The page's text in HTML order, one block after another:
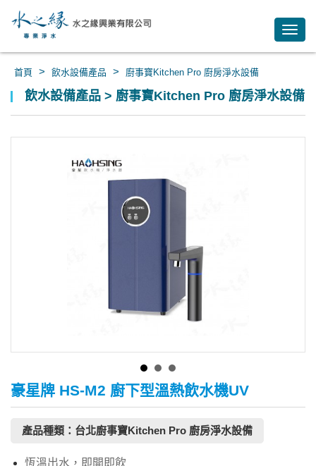
首頁 > 飲水設備產品 > 廚事寶Kitchen Pro 廚房淨水設備
飲水設備產品 > 廚事寶Kitchen Pro 廚房淨水設備
豪星牌 HS-M2 廚下型溫熱飲水機UV
產品種類：台北廚事寶Kitchen Pro 廚房淨水設備
恆溫出水，即開即飲